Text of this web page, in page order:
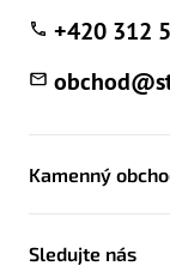
obchod@
+420 312
Kamenný
Sledujte nás